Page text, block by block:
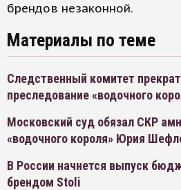
брендов незаконной.
Материалы по теме
Следственный комитет
преследование «водочного
Московский суд обязал СКР
«водочного короля» Юрия
В России начнется выпуск
брендом Stoli